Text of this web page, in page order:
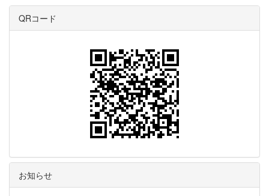
QRコード
お知らせ